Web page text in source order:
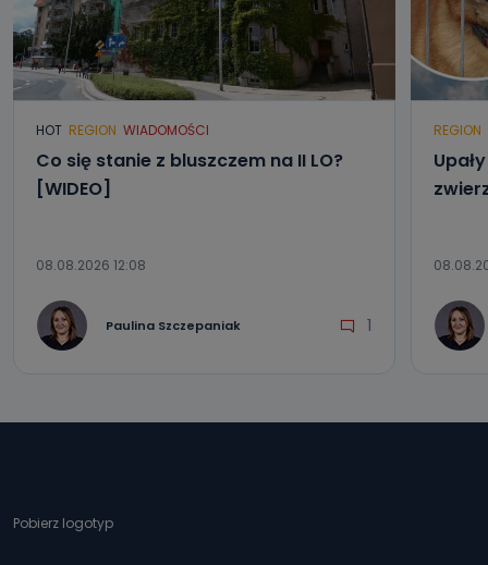
HOT REGION WIADOMOŚCI
Co się stanie z bluszczem na II LO?
[WIDEO]
08.08.2026 12:08
Paulina Szczepaniak 1
REGION
Pobierz logotyp